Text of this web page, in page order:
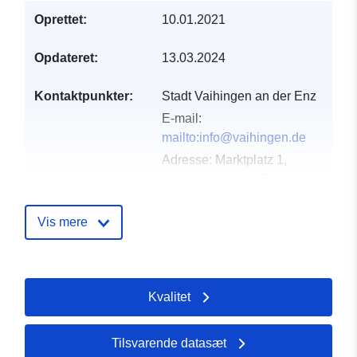
Oprettet: 10.01.2021
Opdateret: 13.03.2024
Kontaktpunkter:
Stadt Vaihingen an der Enz
E-mail:
mailto:info@vaihingen.de
Adresse: Marktplatz 1,
Fortegnelse over
Tilføjet til data.europa.eu: 21
February 2026
Opdateret på data.europa.eu:
25 July 2026
Vis mere
Kvalitet
Tilsvarende datasæt